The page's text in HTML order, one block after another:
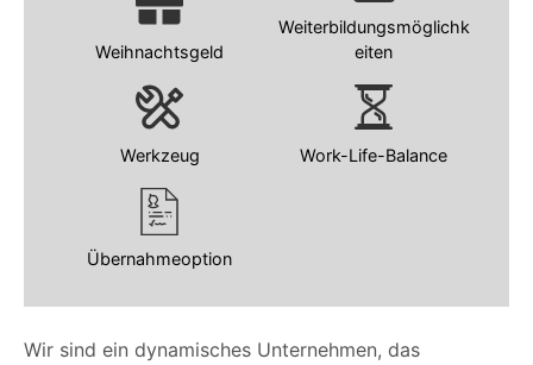
Wir sind ein dynamisches Unternehmen, das
Weihnachtsgeld
Weiterbildungsmöglichk
eiten
Werkzeug Work-Life-Balance
Übernahmeoption